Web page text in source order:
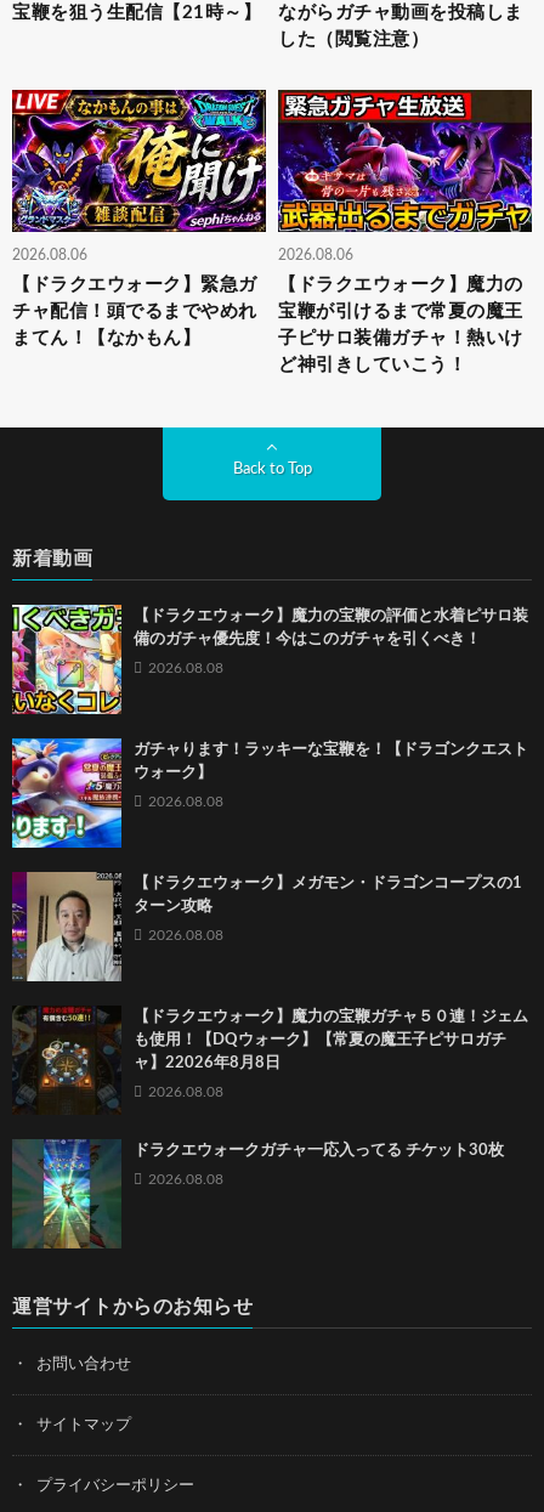
宝鞭を狙う生配信【21時～】
ながらガチャ動画を投稿しま
した（閲覧注意）
2026.08.06
【ドラクエウォーク】緊急ガ
チャ配信！頭でるまでやめれ
まてん！【なかもん】
2026.08.06
【ドラクエウォーク】魔力の
宝鞭が引けるまで常夏の魔王
子ピサロ装備ガチャ！熱いけ
ど神引きしていこう！
Back to Top
新着動画
【ドラクエウォーク】魔力の宝鞭の評価と水着ピサロ装
備のガチャ優先度！今はこのガチャを引くべき！
2026.08.08
ガチャります！ラッキーな宝鞭を！【ドラゴンクエスト
ウォーク】
2026.08.08
【ドラクエウォーク】メガモン・ドラゴンコープスの1
ターン攻略
2026.08.08
【ドラクエウォーク】魔力の宝鞭ガチャ５０連！ジェム
も使用！【DQウォーク】【常夏の魔王子ピサロガチ
ャ】22026年8月8日
2026.08.08
ドラクエウォークガチャ一応入ってる チケット30枚
2026.08.08
運営サイトからのお知らせ
お問い合わせ
サイトマップ
プライバシーポリシー